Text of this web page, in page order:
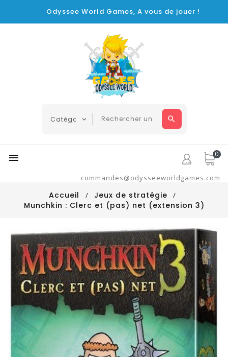
Odyssee World Games, A vous de jouer !
 0
commandes@odysseeworldgames.com
Accueil
Jeux de stratégie
Munchkin : Clerc et (pas) net (extension 3)